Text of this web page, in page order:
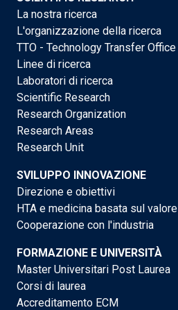
La nostra ricerca
L'organizzazione della ricerca
TTO - Technology Transfer Office
Linee di ricerca
Laboratori di ricerca
Scientific Research
Research Organization
Research Areas
Research Unit
SVILUPPO INNOVAZIONE
Direzione e obiettivi
HTA e medicina basata sul valore
Cooperazione con l'industria
FORMAZIONE E UNIVERSITÀ
Master Universitari Post Laurea
Corsi di laurea
Accreditamento ECM